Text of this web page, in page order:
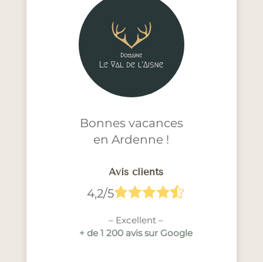
Bonnes vacances
en Ardenne !
Avis clients
4,2/5
– Excellent –
+ de 1 200 avis sur Google